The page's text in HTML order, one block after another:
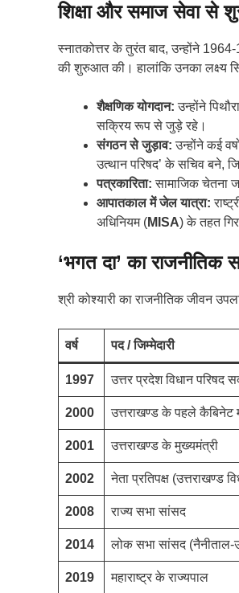
शिक्षा और समाज सेवा से
स्नातकोत्तर के तुरंत बाद, उन्होंने
की शुरुआत की। हालांकि उनका लक्ष्य
शैक्षणिक योगदान: उन्होंने
सक्रिय रूप से जुड़े रहे।
संगठन से जुड़ाव: उन्होंने कई
उत्थान परिषद’ के सचिव बने,
पत्रकारिता: सामाजिक चेतना
आपातकाल में जेल यात्रा:
अधिनियम (MISA) के तहत
‘भगत दा’ का
श्री कोश्यारी का राजनीतिक जीवन
वर्ष पद / जिम्मेदारी
1997 उत्तर प्रदेश विधान परिषद
2000 उत्तराखण्ड के पहले कैबिनेट
2001 उत्तराखण्ड के मुख्यमंत्री
2002 नेता प्रतिपक्ष (उत्तराखण्ड
2008 राज्य सभा सांसद
2014 लोक सभा सांसद
2019 महाराष्ट्र के राज्यपाल